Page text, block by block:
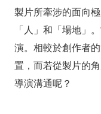
製片所牽涉的面向
「人」和「場地」
演。相較於創作者
置，而若從製片的
導演溝通呢？